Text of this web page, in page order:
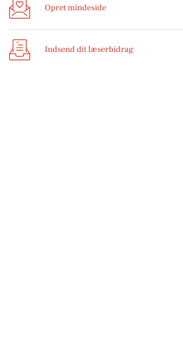
Opret mindeside
Indsend dit læserbidrag